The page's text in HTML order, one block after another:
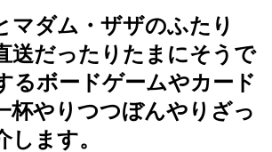
マダム・ザザのふたり
送だったりたまにそうで
るボードゲームやカード
杯やりつつぼんやりざっ
します。